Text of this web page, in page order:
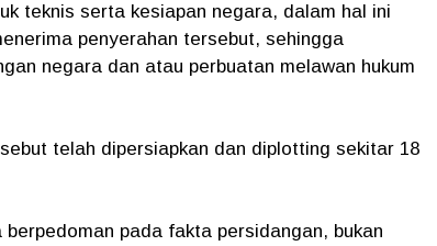
teknis serta kesiapan negara, dalam hal ini
penyerahan tersebut, sehingga
negara dan atau perbuatan melawan hukum
telah dipersiapkan dan diplotting sekitar 18
pada fakta persidangan, bukan